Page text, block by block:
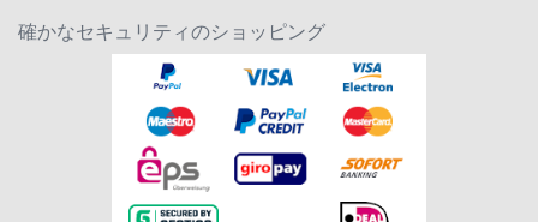
確かなセキュリティのショッピング